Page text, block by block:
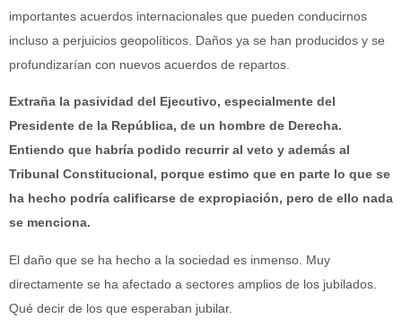
importantes acuerdos internacionales que pueden conducirnos
incluso a perjuicios geopolíticos. Daños ya se han producidos y se
profundizarían con nuevos acuerdos de repartos.
Extraña la pasividad del Ejecutivo, especialmente del
Presidente de la República, de un hombre de Derecha.
Entiendo que habría podido recurrir al veto y además al
Tribunal Constitucional, porque estimo que en parte lo que se
ha hecho podría calificarse de expropiación, pero de ello nada
se menciona.
El daño que se ha hecho a la sociedad es inmenso. Muy
directamente se ha afectado a sectores amplios de los jubilados.
Qué decir de los que esperaban jubilar.